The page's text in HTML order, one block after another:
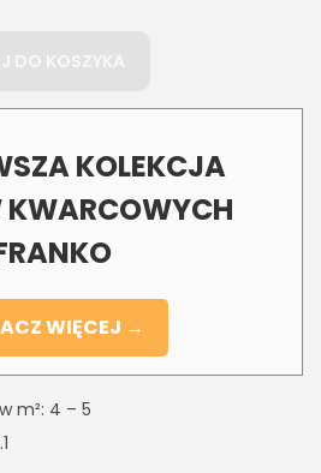
KOLEKCJA
KWARCOWYCH
WIĘCEJ →
m²: 4 – 5